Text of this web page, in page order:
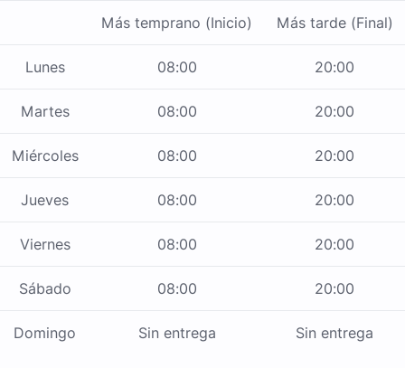
Más temprano (Inicio) Más tarde (Final)
Lunes 08:00 20:00
Martes 08:00 20:00
Miércoles 08:00 20:00
Jueves 08:00 20:00
Viernes 08:00 20:00
Sábado 08:00 20:00
Domingo Sin entrega Sin entrega